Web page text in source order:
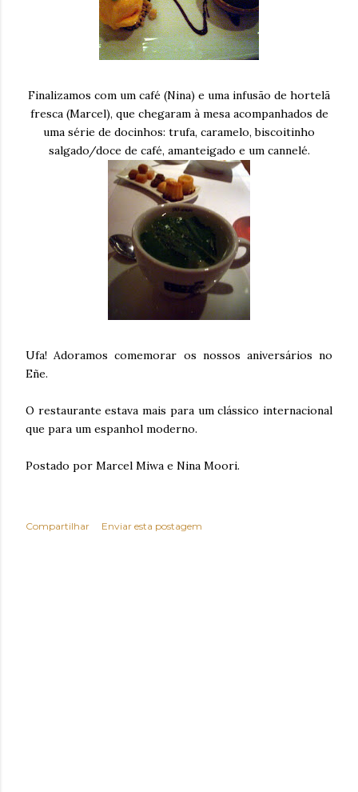
Finalizamos com um café (Nina) e uma infusão de hortelã
fresca (Marcel), que chegaram à mesa acompanhados de
uma série de docinhos: trufa, caramelo, biscoitinho
salgado/doce de café, amanteigado e um cannelé.
Ufa! Adoramos comemorar os nossos aniversários no
Eñe.
O restaurante estava mais para um clássico internacional
que para um espanhol moderno.
Postado por Marcel Miwa e Nina Moori.
Compartilhar Enviar esta postagem